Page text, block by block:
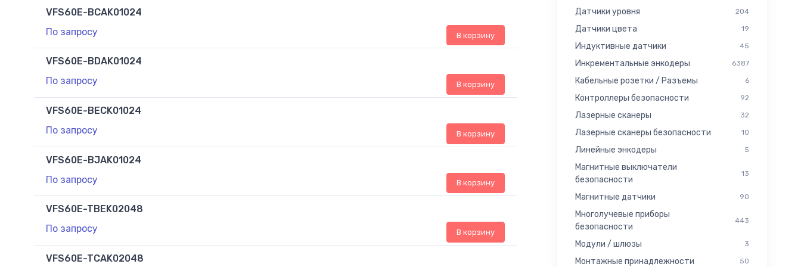
VFS60E-BCAK01024
По запросу
В корзину
VFS60E-BDAK01024
По запросу
В корзину
VFS60E-BECK01024
По запросу
В корзину
VFS60E-BJAK01024
По запросу
В корзину
VFS60E-TBEK02048
По запросу
В корзину
VFS60E-TCAK02048
Датчики уровня 204
Датчики цвета 19
Индуктивные датчики 45
Инкрементальные энкодеры 6387
Кабельные розетки / Разъемы 6
Контроллеры безопасности 92
Лазерные сканеры 32
Лазерные сканеры безопасности 10
Линейные энкодеры 5
Магнитные выключатели
безопасности
13
Магнитные датчики 90
Многолучевые приборы
безопасности
443
Модули / шлюзы 3
Монтажные принадлежности 50